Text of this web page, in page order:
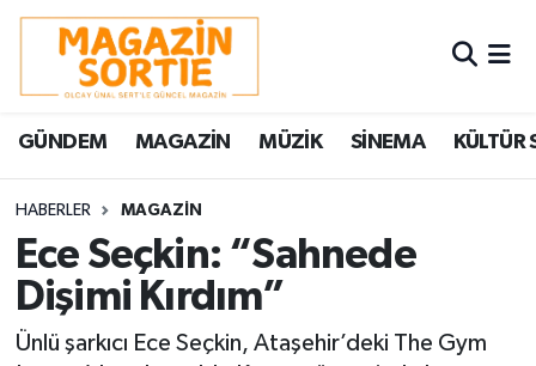
GÜNDEM MAGAZİN MÜZİK SİNEMA KÜLTÜR
HABERLER MAGAZİN
Ece Seçkin: “Sahnede
Dişimi Kırdım”
Ünlü şarkıcı Ece Seçkin, Ataşehir’deki The Gym
Nöbetçi Eczaneler
Hava Durumu
Trafik Durumu
Süper Lig Puan Durumu ve Fikstür
Tüm Manşetler